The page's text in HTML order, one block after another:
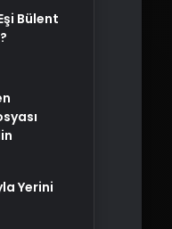
Bülent
Yerini